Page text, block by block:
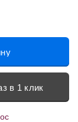
в 1 клик